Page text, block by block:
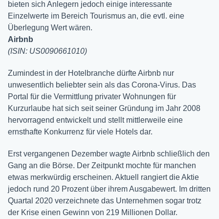
bieten sich Anlegern jedoch einige interessante
Einzelwerte im Bereich Tourismus an, die evtl. eine
Überlegung Wert wären.
Airbnb
(ISIN: US0090661010)
Zumindest in der Hotelbranche dürfte Airbnb nur
unwesentlich beliebter sein als das Corona-Virus. Das
Portal für die Vermittlung privater Wohnungen für
Kurzurlaube hat sich seit seiner Gründung im Jahr 2008
hervorragend entwickelt und stellt mittlerweile eine
ernsthafte Konkurrenz für viele Hotels dar.
Erst vergangenen Dezember wagte Airbnb schließlich den
Gang an die Börse. Der Zeitpunkt mochte für manchen
etwas merkwürdig erscheinen. Aktuell rangiert die Aktie
jedoch rund 20 Prozent über ihrem Ausgabewert. Im dritten
Quartal 2020 verzeichnete das Unternehmen sogar trotz
der Krise einen Gewinn von 219 Millionen Dollar.